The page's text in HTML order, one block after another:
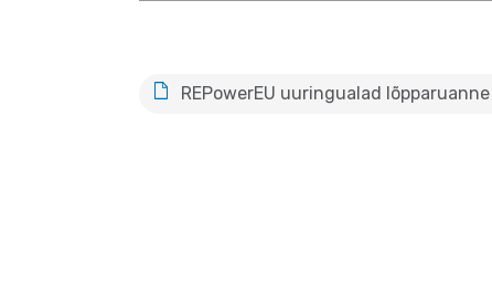
REPowerEU uuringualad